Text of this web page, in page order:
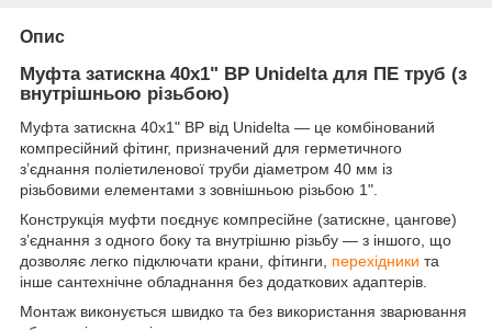
Опис
Муфта затискна 40х1" ВР Unidelta для ПЕ труб (з
внутрішньою різьбою)
Муфта затискна 40х1" ВР від Unidelta — це комбінований
компресійний фітинг, призначений для герметичного
з’єднання поліетиленової труби діаметром 40 мм із
різьбовими елементами з зовнішньою різьбою 1".
Конструкція муфти поєднує компресійне (затискне, цангове)
з’єднання з одного боку та внутрішню різьбу — з іншого, що
дозволяє легко підключати крани, фітинги, перехідники та
інше сантехнічне обладнання без додаткових адаптерів.
Монтаж виконується швидко та без використання зварювання